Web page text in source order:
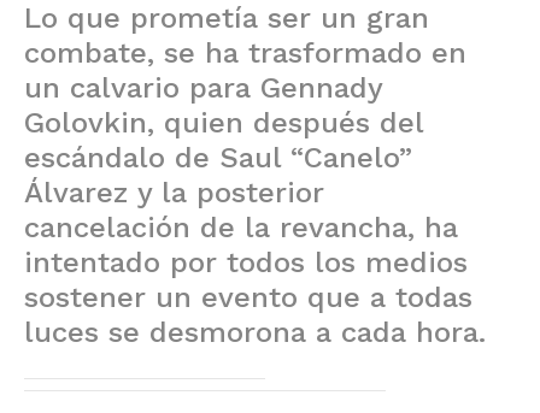
Lo que prometía ser un gran
combate, se ha trasformado en
un calvario para Gennady
Golovkin, quien después del
escándalo de Saul “Canelo”
Álvarez y la posterior
cancelación de la revancha, ha
intentado por todos los medios
sostener un evento que a todas
luces se desmorona a cada hora.